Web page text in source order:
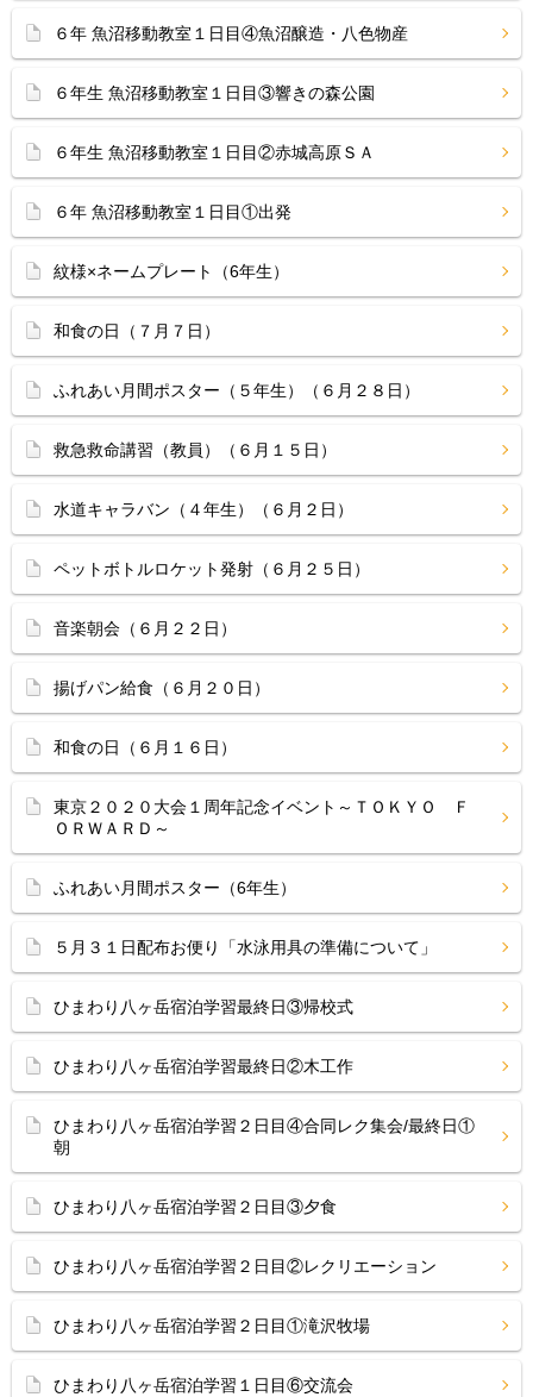
６年 魚沼移動教室１日目④魚沼醸造・八色物産
６年生 魚沼移動教室１日目③響きの森公園
６年生 魚沼移動教室１日目②赤城高原ＳＡ
６年 魚沼移動教室１日目①出発
紋様×ネームプレート（6年生）
和食の日（７月７日）
ふれあい月間ポスター（５年生）（６月２８日）
救急救命講習（教員）（６月１５日）
水道キャラバン（４年生）（６月２日）
ペットボトルロケット発射（６月２５日）
音楽朝会（６月２２日）
揚げパン給食（６月２０日）
和食の日（６月１６日）
東京２０２０大会１周年記念イベント～ＴＯＫＹＯ Ｆ
ＯＲＷＡＲＤ～
ふれあい月間ポスター（6年生）
５月３１日配布お便り「水泳用具の準備について」
ひまわり八ヶ岳宿泊学習最終日③帰校式
ひまわり八ヶ岳宿泊学習最終日②木工作
ひまわり八ヶ岳宿泊学習２日目④合同レク集会/最終日①
朝
ひまわり八ヶ岳宿泊学習２日目③夕食
ひまわり八ヶ岳宿泊学習２日目②レクリエーション
ひまわり八ヶ岳宿泊学習２日目①滝沢牧場
ひまわり八ヶ岳宿泊学習１日目⑥交流会